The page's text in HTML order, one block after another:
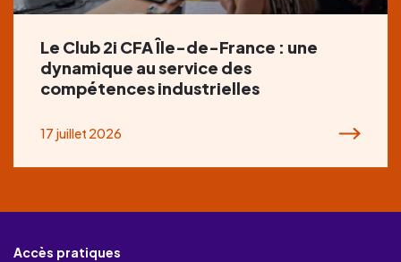
Le Club 2i CFA Île-de-France : une
dynamique au service des
compétences industrielles
17 juillet 2026
Accès pratiques